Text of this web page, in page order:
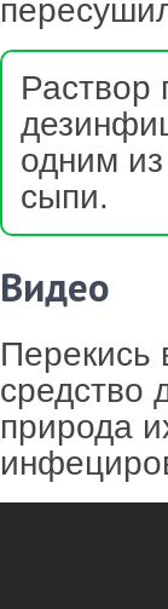
Раствор
одним
сыпи.
Видео
Перекись
средство
природа